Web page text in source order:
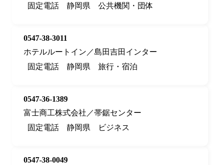
固定電話 静岡県 公共機関・団体
0547-38-3011
ホテルルートイン／島田吉田インター
固定電話
静岡県 旅行・宿泊
0547-36-1389
富士商工株式会社／帯鋸センター
固定電話
静岡県 ビジネス
0547-38-0049